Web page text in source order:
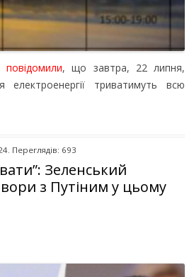
повідомили, що завтра, 22 липня,
електроенергії триватимуть всю
Переглядів: 693
Зеленський
з Путіним у цьому